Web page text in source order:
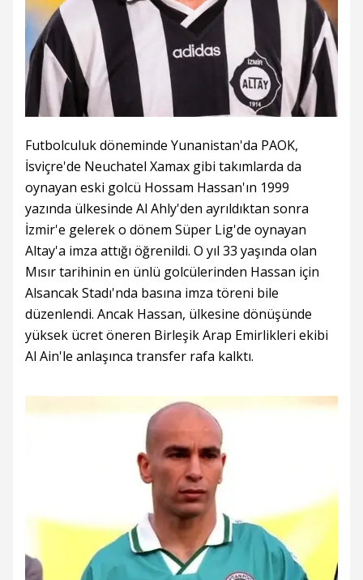
Futbolculuk döneminde Yunanistan'da PAOK,
İsviçre'de Neuchatel Xamax gibi takımlarda da
oynayan eski golcü Hossam Hassan'ın 1999
yazında ülkesinde Al Ahly'den ayrıldıktan sonra
İzmir'e gelerek o dönem Süper Lig'de oynayan
Altay'a imza attığı öğrenildi. O yıl 33 yaşında olan
Mısır tarihinin en ünlü golcülerinden Hassan için
Alsancak Stadı'nda basına imza töreni bile
düzenlendi. Ancak Hassan, ülkesine dönüşünde
yüksek ücret öneren Birleşik Arap Emirlikleri ekibi
Al Ain'le anlaşınca transfer rafa kalktı.